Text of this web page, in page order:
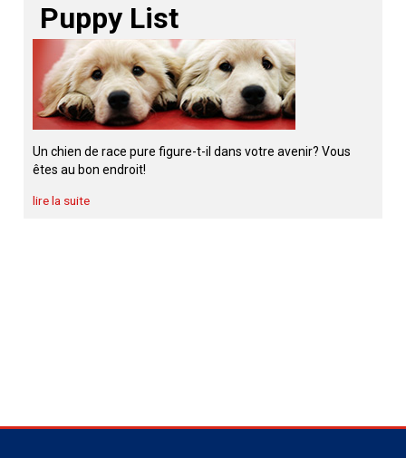
Puppy List
Un chien de race pure figure-t-il dans votre avenir? Vous
êtes au bon endroit!
lire la suite